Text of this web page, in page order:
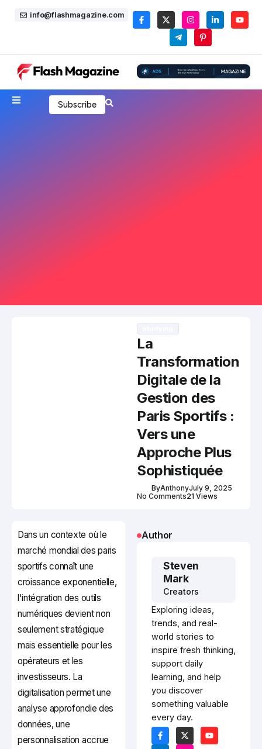
info@flashmagazine.com
Subscribe
La
Transformation
Digitale de la
Gestion des
Paris Sportifs :
Vers une
Approche Plus
Sophistiquée
ByAnthonyJuly 9, 2025
No Comments21 Views
Dans un contexte où le
marché mondial des paris
sportifs connaît une
croissance exponentielle,
l'intégration des outils
numériques devient non
seulement stratégique
mais essentielle pour les
opérateurs et les
investisseurs. La
digitalisation permet une
analyse approfondie des
données, une
personnalisation accrue
Author
Steven
Mark
Creators
Exploring ideas,
trends, and real-
world stories to
inspire fresh thinking,
support daily
learning, and help
you discover
something valuable
every day.